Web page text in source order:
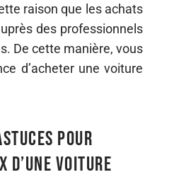
raison que les achats
des professionnels
De cette manière, vous
d’acheter une voiture
pour
d’une voiture